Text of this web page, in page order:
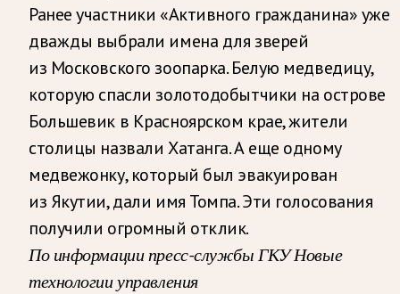
Ранее участники «Активного гражданина» уже
дважды выбрали имена для зверей
из Московского зоопарка. Белую медведицу,
которую спасли золотодобытчики на острове
Большевик в Красноярском крае, жители
столицы назвали Хатанга. А еще одному
медвежонку, который был эвакуирован
из Якутии, дали имя Томпа. Эти голосования
получили огромный отклик.
По информации пресс-службыГКУ Новые
технологии управления